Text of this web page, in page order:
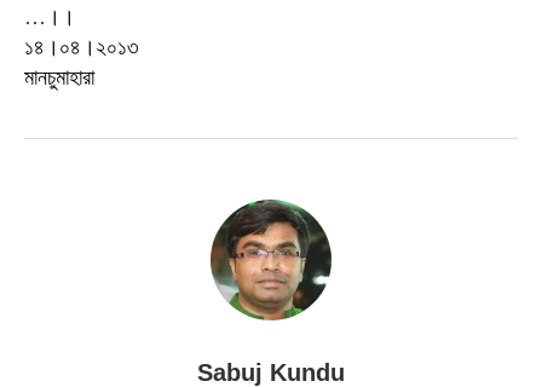
…।।
১৪।০৪।২০১৩
মানচুমাহারা
Sabuj Kundu